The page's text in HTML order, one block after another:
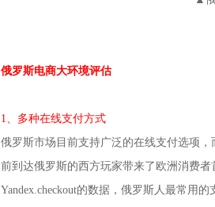
俄罗斯电商大环境评估
1、多种在线支付方式
俄罗斯市场目前支持广泛的在线支付选项
前到达俄罗斯的西方玩家带来了欧洲消费
Yandex.checkout的数据，俄罗斯人最常用